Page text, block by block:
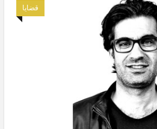
قضايا